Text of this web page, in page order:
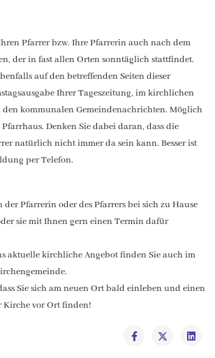
Pfarrer bzw. Ihre Pfarrerin auch nach dem
der in fast allen Orten sonntäglich stattfindet.
auf den betreffenden Seiten dieser
Ihrer Tageszeitung, im kirchlichen
kommunalen Gemeindenachrichten. Möglich
Denken Sie dabei daran, dass die
natürlich nicht immer da sein kann. Besser ist
per Telefon.
der Pfarrerin oder des Pfarrers bei sich zu Hause
sie mit Ihnen gern einen Termin dafür
aktuelle kirchliche Angebot finden Sie auch im
Sie sich am neuen Ort bald einleben und einen
vor Ort finden!